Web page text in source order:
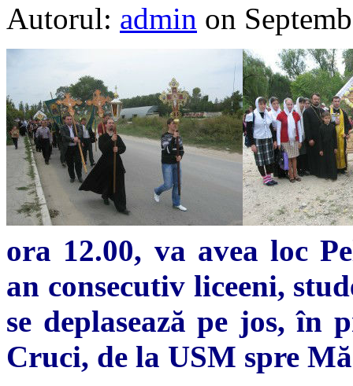
Autorul: admin on
ora 12.00, va avea loc
an consecutiv liceeni,
se deplasează pe jos, în
Cruci, de la USM spre